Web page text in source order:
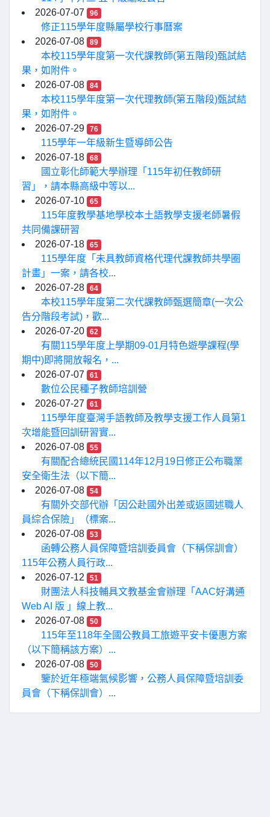
2026-07-07
96
修正115學年度縣屬學校行事曆案
2026-07-08
89
本校115學年度第一次代課教師(第五階段)甄試結
果，如附件。
2026-07-08
84
本校115學年度第一次代理教師(第五階段)甄試結
果，如附件。
2026-07-29
76
115學年一年級新生暨導師公告
2026-07-18
68
國立彰化師範大學辦理「115年初任教師研
習」，請本縣高級中等以...
2026-07-10
65
115年度教學基地學校本土語教學支援老師暑假
共同備課研習
2026-07-18
65
115學年度「未具教師資格代理代課教師共學圈
計畫」一案，請各校...
2026-07-28
64
本校115學年度第二次代課教師甄選簡章(一次公
告分階段考試)，歡...
2026-07-20
62
有關115學年度上學期09-01月特色遊學課程(學
期中)即將開放報名，...
2026-07-07
61
數位公民種子教師培訓營
2026-07-27
61
115學年度臺灣手語教師及教學支援工作人員第1
次增能暨回訓研習實...
2026-07-08
55
有關配合總統民國114年12月19日修正公布職業
安全衛生法（以下簡...
2026-07-08
54
有關外交部代辦「因公赴國外出差或返國述職人
員綜合保險」（標案...
2026-07-08
53
函轉公務人員保障暨培訓委員會（下稱保訓會）
115年公務人員行政...
2026-07-12
51
財團法人科技輔具文教基金會辦理「AAC好溝通
Web AI 版 」線上教...
2026-07-08
50
115年至118年全國公教員工旅遊平安卡優惠方案
（以下簡稱該方案）...
2026-07-08
50
鑒於近年極端氣候影響，公務人員保障暨培訓委
員會（下稱保訓會）...